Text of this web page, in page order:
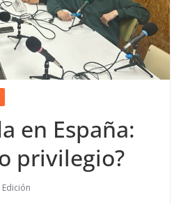
en España:
privilegio?